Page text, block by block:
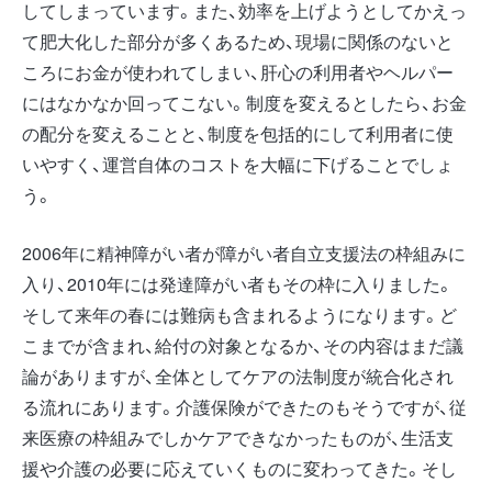
してしまっています。また、効率を上げようとしてかえっ
て肥大化した部分が多くあるため、現場に関係のないと
ころにお金が使われてしまい、肝心の利用者やヘルパー
にはなかなか回ってこない。制度を変えるとしたら、お金
の配分を変えることと、制度を包括的にして利用者に使
いやすく、運営自体のコストを大幅に下げることでしょ
う。
2006年に精神障がい者が障がい者自立支援法の枠組みに
入り、2010年には発達障がい者もその枠に入りました。
そして来年の春には難病も含まれるようになります。ど
こまでが含まれ、給付の対象となるか、その内容はまだ議
論がありますが、全体としてケアの法制度が統合化され
る流れにあります。介護保険ができたのもそうですが、従
来医療の枠組みでしかケアできなかったものが、生活支
援や介護の必要に応えていくものに変わってきた。そし